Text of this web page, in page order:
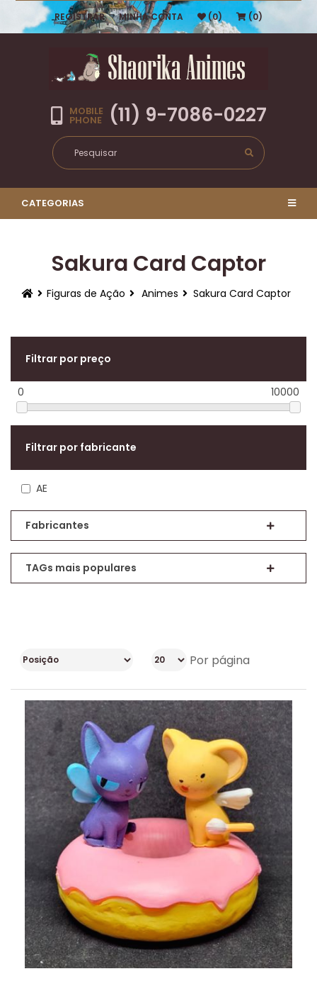
REGISTRAR MINHA CONTA (0) (0)
MOBILE
PHONE (11) 9-7086-0227
CATEGORIAS
Sakura Card Captor
Figuras de Ação Animes Sakura Card Captor
Filtrar por preço
0 10000
Filtrar por fabricante
AE
Fabricantes
TAGs mais populares
Por página